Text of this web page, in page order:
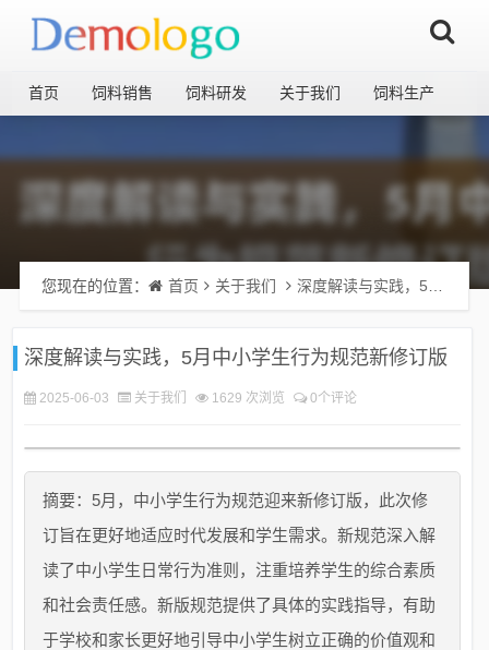
首页 饲料销售 饲料研发 关于我们 饲料生产
您现在的位置： 首页 关于我们 深度解读与实践，5月中小学生行为规范新修订版
深度解读与实践，5月中小学生行为规范新修订版
2025-06-03 关于我们 1629 次浏览 0个评论
摘要：5月，中小学生行为规范迎来新修订版，此次修
订旨在更好地适应时代发展和学生需求。新规范深入解
读了中小学生日常行为准则，注重培养学生的综合素质
和社会责任感。新版规范提供了具体的实践指导，有助
于学校和家长更好地引导中小学生树立正确的价值观和